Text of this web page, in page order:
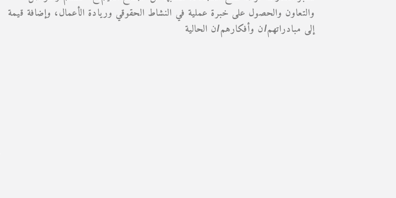
والتعاون والحصول على خبرة عملية في النشاط الحقوقي وريادة الأعمال، وإضافة قيمة
إلى مبادراتهم/ن وأفكارهم/ن الحالية